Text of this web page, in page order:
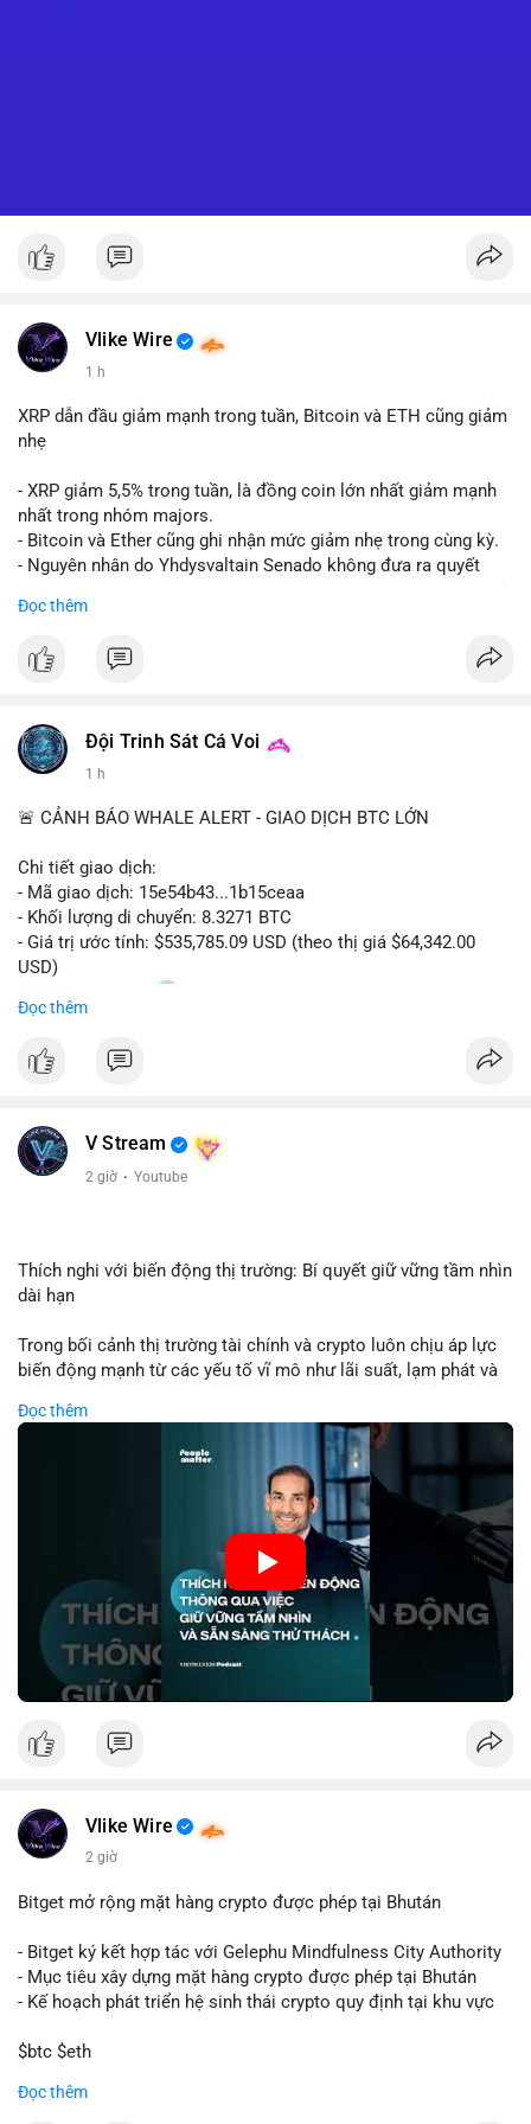
Vlike Wire
1 h
XRP dẫn đầu giảm mạnh trong tuần, Bitcoin và ETH cũng giảm
nhẹ
- XRP giảm 5,5% trong tuần, là đồng coin lớn nhất giảm mạnh
nhất trong nhóm majors.
- Bitcoin và Ether cũng ghi nhận mức giảm nhẹ trong cùng kỳ.
- Nguyên nhân do Yhdysvaltain Senado không đưa ra quyết
hè, đẩy việc thảo luận sang tháng 9.
XRP và Ripple, ảnh hưởng đến tâm lý nhà đầu tư.
#ripple
📰 Nguồn: CoinDesk
Đọc thêm
Đội Trinh Sát Cá Voi
1 h
🚨 CẢNH BÁO WHALE ALERT - GIAO DỊCH BTC LỚN
Chi tiết giao dịch:
- Mã giao dịch: 15e54b43...1b15ceaa
- Khối lượng di chuyển: 8.3271 BTC
- Giá trị ước tính: $535,785.09 USD (theo thị giá $64,342.00
USD)
- Thời gian: 04:20
Nhận định phân tích: Giao dịch 8.3271 BTC trị giá hơn nửa triệu
USD được thực hiện trong khung giờ sáng sớm, cho thấy dấu
đủ tạo áp lực bán trực tiếp lên thị trường nhưng phản ánh tâm
lý thận trọng của cá voi. Nếu dòng tiền này hướng về ví sàn
của BTC.
tương tự trong 24 giờ tới để xác nhận xu hướng. Không nên
hành động vội vàng dựa trên một giao dịch đơn lẻ, hãy ưu tiên
#giaodichlon
#tamlycavoi
Đọc thêm
V Stream
2 giờ · Youtube
Thích nghi với biến động thị trường: Bí quyết giữ vững tầm nhìn
dài hạn
Trong bối cảnh thị trường tài chính và crypto luôn chịu áp lực
biến động mạnh từ các yếu tố vĩ mô như lãi suất, lạm phát và
chìa khóa để đầu tư viên vượt qua giai đoạn không chắc chắn.
Thay vì phản ứng cảm xúc với những dao động ngắn hạn, các
nhà đầu tư thành công thường tập trung vào nguyên tắc cơ
bản, phân배 tài sản hợp lý và kiên持 theo kế hoạch đã định.
Điều này không chỉ giúp giảm rủi ro mà còn tạo điều kiện để
tận dụng cơ hội khi thị trường phục hồi.
🎥 Xem video trực tiếp tại:
Nguồn: VIETSUCCESS
Đọc thêm
Vlike Wire
2 giờ
Bitget mở rộng mặt hàng crypto được phép tại Bhután
- Bitget ký kết hợp tác với Gelephu Mindfulness City Authority
- Mục tiêu xây dựng mặt hàng crypto được phép tại Bhután
- Kế hoạch phát triển hệ sinh thái crypto quy định tại khu vực
$btc $eth
#vlikevn
Đọc thêm